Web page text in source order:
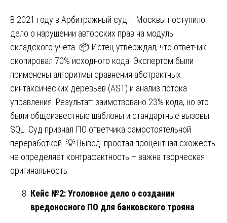
В 2021 году в Арбитражный суд г. Москвы поступило
дело о нарушении авторских прав на модуль
складского учёта. 📦 Истец утверждал, что ответчик
скопировал 70% исходного кода. Экспертом были
применены алгоритмы сравнения абстрактных
синтаксических деревьев (AST) и анализ потока
управления. Результат: заимствовано 23% кода, но это
были общеизвестные шаблоны и стандартные вызовы
SQL. Суд признал ПО ответчика самостоятельной
переработкой. 💡 Вывод: простая процентная схожесть
не определяет контрафактность – важна творческая
оригинальность.
Кейс №2: Уголовное дело о создании
вредоносного ПО для банковского трояна